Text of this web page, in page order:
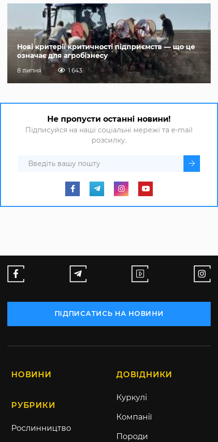
Нові критерії критичності підприємств — що це
означає для агробізнесу
8 липня 1 643
Не пропусти останні новини!
Підписуйся на наші соціальні мережі та e-mail
розсилку.
ПІДПИСАТИСЬ НА НОВИНИ
НОВИНИ
РУБРИКИ
Рослинництво
ДОВІДНИКИ
Куркулі
Компанії
Породи